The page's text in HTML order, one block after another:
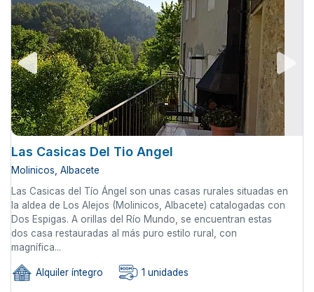
Las Casicas Del Tio Angel
Molinicos, Albacete
Las Casicas del Tío Ángel son unas casas rurales situadas en
la aldea de Los Alejos (Molinicos, Albacete) catalogadas con
Dos Espigas. A orillas del Río Mundo, se encuentran estas
dos casa restauradas al más puro estilo rural, con
magnífica...
Alquiler íntegro 1 unidades